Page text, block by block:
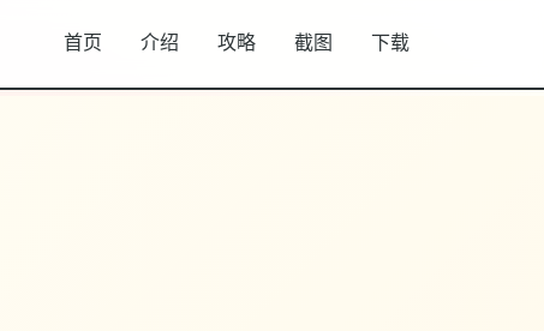
首页 介绍 攻略 截图 下载